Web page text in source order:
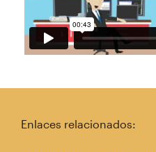
Enlaces relacionados: